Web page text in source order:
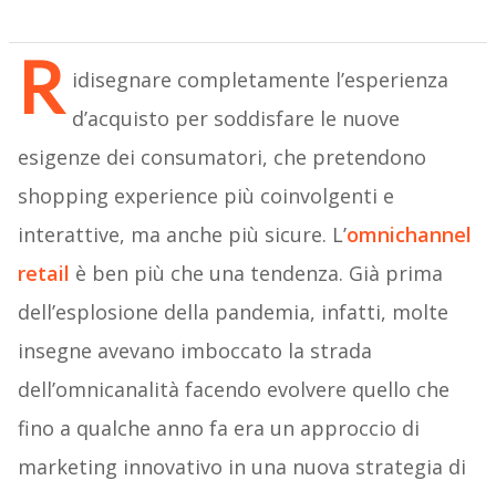
R idisegnare completamente l’esperienza
d’acquisto per soddisfare le nuove
esigenze dei consumatori, che pretendono
shopping experience più coinvolgenti e
interattive, ma anche più sicure. L’omnichannel
retail è ben più che una tendenza. Già prima
dell’esplosione della pandemia, infatti, molte
insegne avevano imboccato la strada
dell’omnicanalità facendo evolvere quello che
fino a qualche anno fa era un approccio di
marketing innovativo in una nuova strategia di